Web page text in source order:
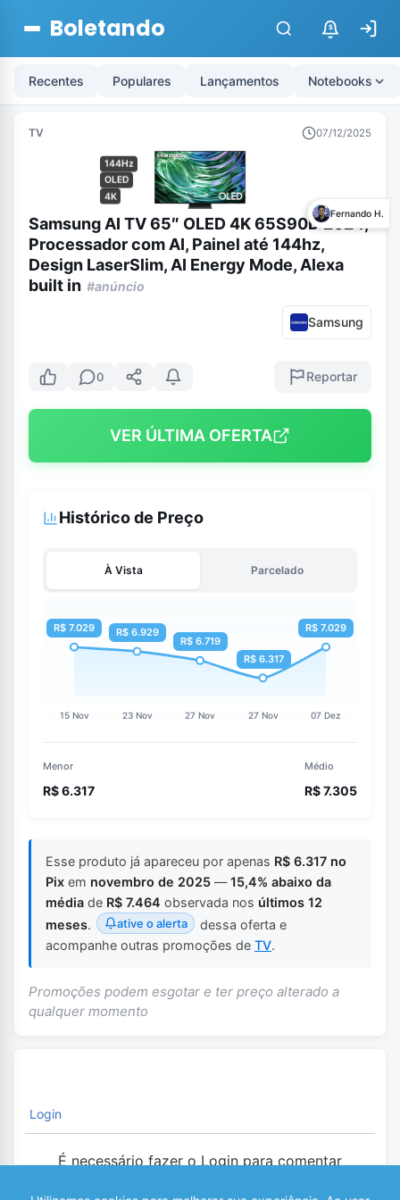
Boletando $
Recentes Populares Lançamentos Notebooks
TV 07/12/2025
144Hz
OLED
4K
Fernando H.
Samsung AI TV 65″ OLED 4K 65S90D 2024,
Processador com AI, Painel até 144hz,
Design LaserSlim, AI Energy Mode, Alexa
built in #anúncio
Samsung
0 Reportar
VER ÚLTIMA OFERTA
Histórico de Preço
À Vista Parcelado
Menor
R$ 6.317
Médio
R$ 7.305
Esse produto já apareceu por apenas R$ 6.317 no
Pix em novembro de 2025 —15,4% abaixo da
média de R$ 7.464 observada nos últimos 12
meses. ative o alerta
dessa oferta e
acompanhe outras promoções de TV.
Promoções podem esgotar e ter preço alterado a
qualquer momento
Login
É necessário fazer o Login para comentar